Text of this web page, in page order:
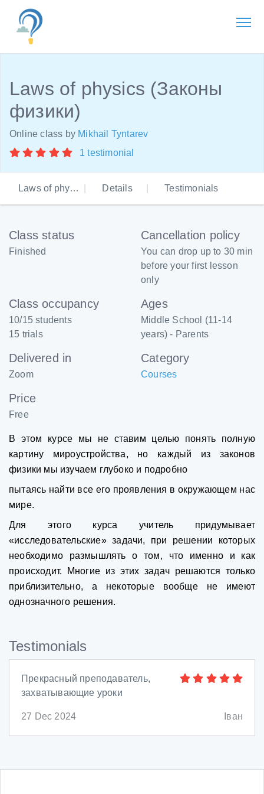
Laws of physics (Законы
физики)
Online class by Mikhail Tyntarev
1 testimonial
Laws of physics (Законы физики) Details Testimonials
Class status
Finished
Cancellation policy
You can drop up to 30 min
before your first lesson
only
Class occupancy
10/15 students
15 trials
Ages
Middle School (11-14
years) - Parents
Delivered in
Zoom
Category
Courses
Price
Free
В этом курсе мы не ставим целью понять полную
картину мироустройства, но каждый из законов
физики мы изучаем глубоко и подробно
пытаясь найти все его проявления в окружающем нас
мире.
Для этого курса учитель придумывает
«исследовательские» задачи, при решении которых
необходимо размышлять о том, что именно и как
происходит. Многие из этих задач решаются только
приблизительно, а некоторые вообще не имеют
однозначного решения.
Testimonials
Прекрасный преподаватель,
захватывающие уроки
27 Dec 2024 Іван